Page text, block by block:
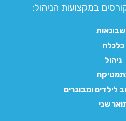
במקצועות הניהול:
כלכלה
ניהול
לילדים ומבוגרים
שני